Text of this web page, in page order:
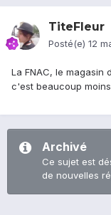
TiteFleur
Posté(e) 12
La FNAC, le magasin
c'est beaucoup
Archivé
Ce sujet est
de nouvelles